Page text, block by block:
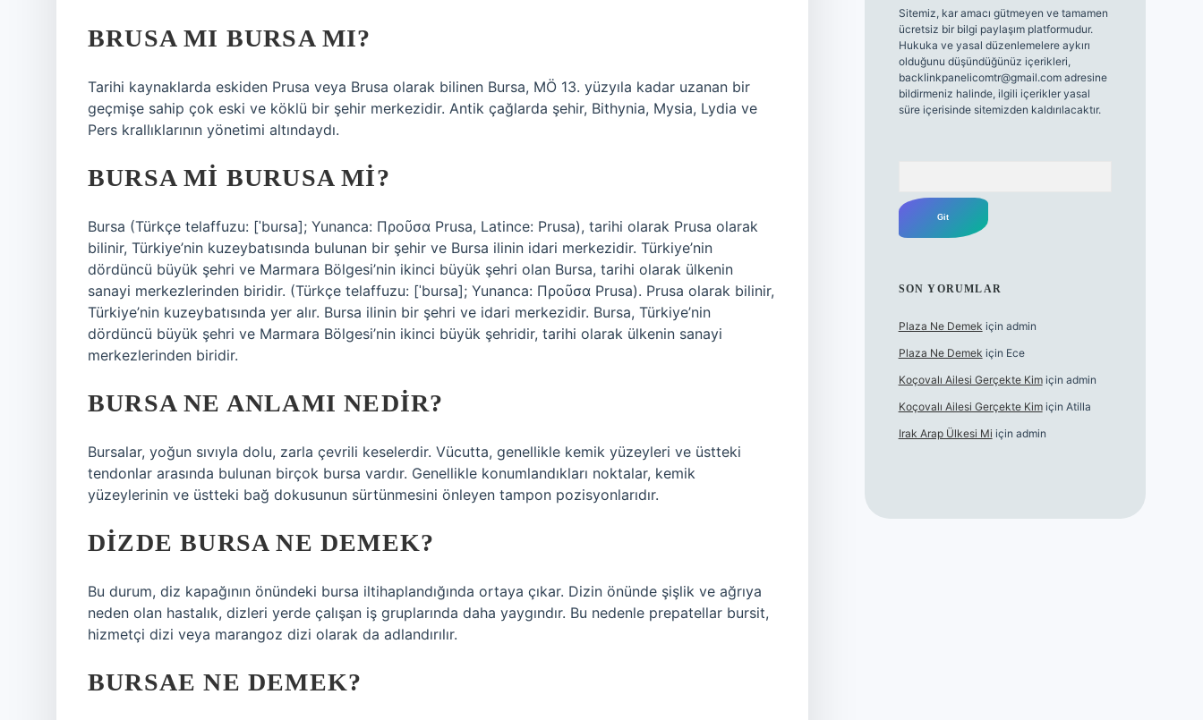
BRUSA MI BURSA MI?
Tarihi kaynaklarda eskiden Prusa veya Brusa olarak bilinen Bursa, MÖ 13. yüzyıla kadar uzanan bir
geçmişe sahip çok eski ve köklü bir şehir merkezidir. Antik çağlarda şehir, Bithynia, Mysia, Lydia ve
Pers krallıklarının yönetimi altındaydı.
BURSA MI BURUSA MI?
Bursa (Türkçe telaffuzu: [ˈbuɾsa]; Yunanca: Προῦσα Prusa, Latince: Prusa), tarihi olarak Prusa olarak
bilinir, Türkiye’nin kuzeybatısında bulunan bir şehir ve Bursa ilinin idari merkezidir. Türkiye’nin
dördüncü büyük şehri ve Marmara Bölgesi’nin ikinci büyük şehri olan Bursa, tarihi olarak ülkenin
sanayi merkezlerinden biridir. (Türkçe telaffuzu: [ˈbuɾsa]; Yunanca: Προῦσα Prusa). Prusa olarak bilinir,
Türkiye’nin kuzeybatısında yer alır. Bursa ilinin bir şehri ve idari merkezidir. Bursa, Türkiye’nin
dördüncü büyük şehri ve Marmara Bölgesi’nin ikinci büyük şehridir, tarihi olarak ülkenin sanayi
merkezlerinden biridir.
BURSA NE ANLAMI NEDIR?
Bursalar, yoğun sıvıyla dolu, zarla çevrili keselerdir. Vücutta, genellikle kemik yüzeyleri ve üstteki
tendonlar arasında bulunan birçok bursa vardır. Genellikle konumlandıkları noktalar, kemik
yüzeylerinin ve üstteki bağ dokusunun sürtünmesini önleyen tampon pozisyonlarıdır.
DIZDE BURSA NE DEMEK?
Bu durum, diz kapağının önündeki bursa iltihaplandığında ortaya çıkar. Dizin önünde şişlik ve ağrıya
neden olan hastalık, dizleri yerde çalışan iş gruplarında daha yaygındır. Bu nedenle prepatellar bursit,
hizmetçi dizi veya marangoz dizi olarak da adlandırılır.
BURSAE NE DEMEK?
Sitemiz, kar amacı gütmeyen ve tamamen
ücretsiz bir bilgi paylaşım platformudur.
Hukuka ve yasal düzenlemelere aykırı
olduğunu düşündüğünüz içerikleri,
backlinkpanelicomtr@gmail.comadresine
bildirmeniz halinde, ilgili içerikler yasal
süre içerisinde sitemizden kaldırılacaktır.
SON YORUMLAR
Plaza Ne Demek için admin
Plaza Ne Demek için Ece
Koçovalı Ailesi Gerçekte Kimiçin admin
Koçovalı Ailesi Gerçekte Kimiçin Atilla
Irak Arap Ülkesi Mi için admin